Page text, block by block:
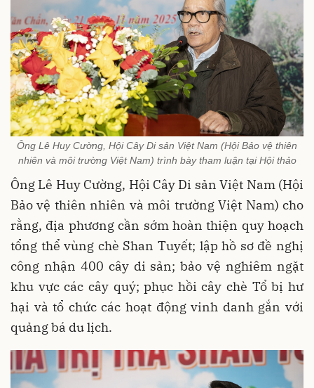
Ông Lê Huy Cường, Hội Cây Di sản Việt Nam (Hội Bảo vệ thiên
nhiên và môi trường Việt Nam) trình bày tham luận tại Hội thảo
Ông Lê Huy Cường, Hội Cây Di sản Việt Nam (Hội
Bảo vệ thiên nhiên và môi trường Việt Nam) cho
rằng, địa phương cần sớm hoàn thiện quy hoạch
tổng thể vùng chè Shan Tuyết; lập hồ sơ đề nghị
công nhận 400 cây di sản; bảo vệ nghiêm ngặt
khu vực các cây quý; phục hồi cây chè Tổ bị hư
hại và tổ chức các hoạt động vinh danh gắn với
quảng bá du lịch.